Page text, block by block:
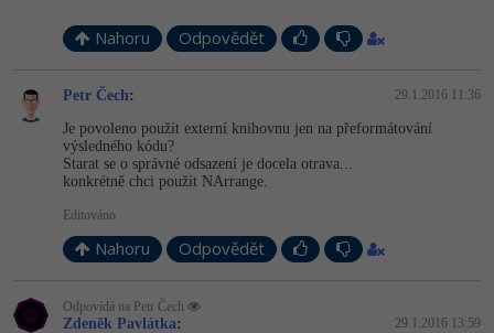
Nahoru Odpovědět
Petr Čech: 29.1.2016 11:36
Je povoleno použít externí knihovnu jen na přeformátování
výsledného kódu?
Starat se o správné odsazení je docela otrava...
konkrétně chci použít NArrange.
Editováno
Nahoru Odpovědět
Odpovídá na Petr Čech
Zdeněk Pavlátka: 29.1.2016 13:59